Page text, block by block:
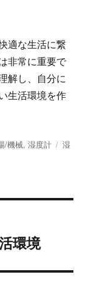
適な生活に繋
非常に重要で
解し、自分に
生活環境を作
/機械,湿度計
タ
湿
環境